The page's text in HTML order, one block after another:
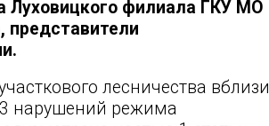
Луховицкого филиала ГКУ МО
представители
лесничества вблизи
нарушений режима